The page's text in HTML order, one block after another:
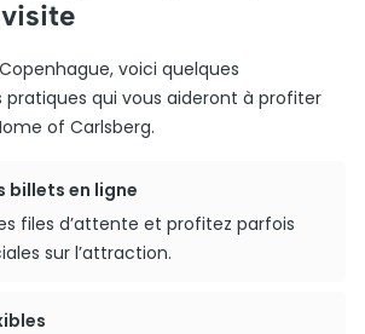
voici quelques
qui vous aideront à profiter
of Carlsberg.
billets en ligne
files d’attente et profitez parfois
sur l’attraction.